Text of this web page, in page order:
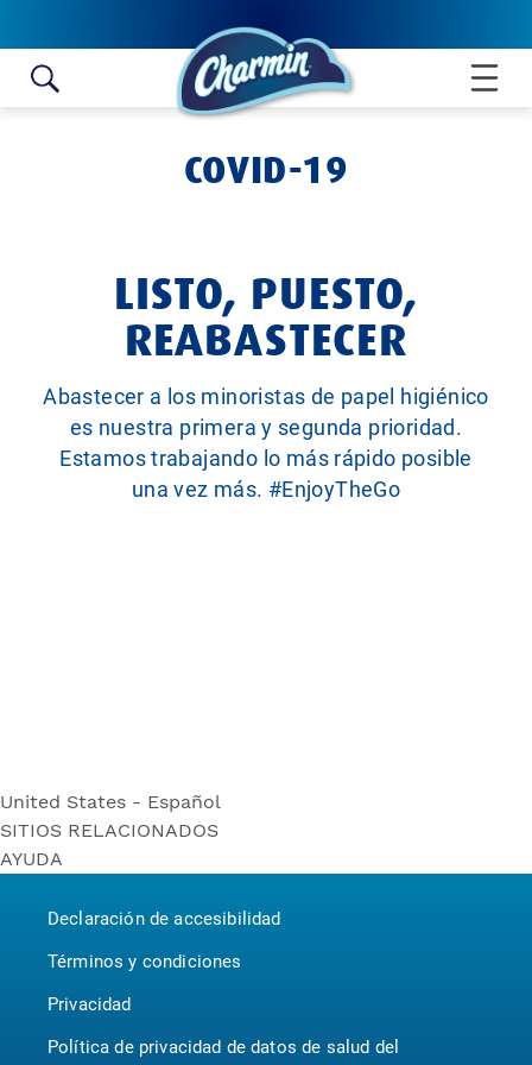
COVID-19
LISTO, PUESTO,
REABASTECER
Abastecer a los minoristas de papel higiénico
es nuestra primera y segunda prioridad.
Estamos trabajando lo más rápido posible
una vez más. #EnjoyTheGo
United States - Español
United States - Español
United States - English
Canada - Français
SITIOS RELACIONADOS
Bounty
P&G BrandSaver
Pampers
AYUDA
Declaración de accesibilidad
Términos y condiciones
Privacidad
Política de privacidad de datos de salud del